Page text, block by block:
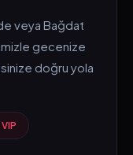
veya Bağdat
gecenize
doğru yola